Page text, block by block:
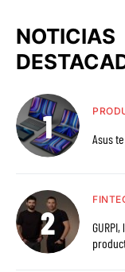
NOTICIAS
Asus
GURPI, la